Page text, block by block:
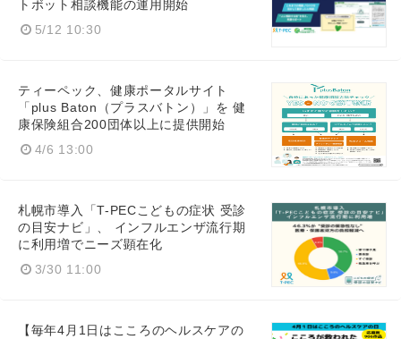
トボット相談機能の運用開始
5/12 10:30
ティーペック、健康ポータルサイト
「plus Baton（プラスバトン）」を 健
康保険組合200団体以上に提供開始
4/6 13:00
札幌市導入「T-PECこどもの症状 受診
の目安ナビ」、 インフルエンザ流行期
に利用増でニーズ顕在化
3/30 11:00
【毎年4月1日はこころのヘルスケアの